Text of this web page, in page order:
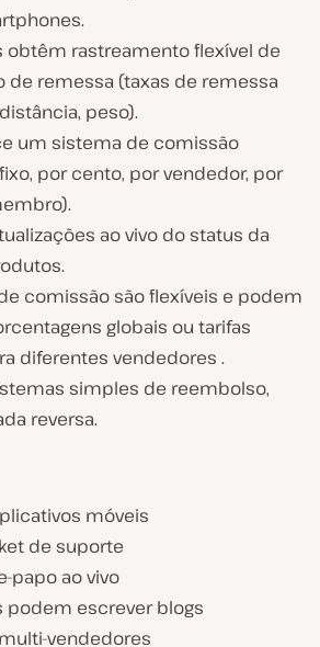
obtêm rastreamento flexível de
de remessa (taxas de remessa
peso).
um sistema de comissão
por cento, por vendedor, por
ao vivo do status da
comissão são flexíveis e podem
globais ou tarifas
diferentes vendedores .
simples de reembolso,
reversa.
móveis
de suporte
papo ao vivo
podem escrever blogs
vendedores